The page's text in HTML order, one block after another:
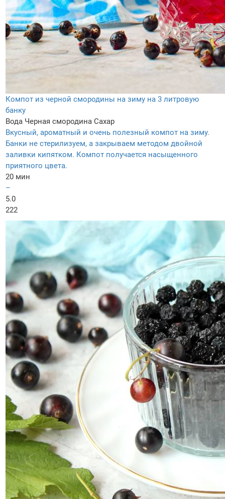
Компот из черной смородины на зиму на 3 литровую
банку
Вода Черная смородина Сахар
Вкусный, ароматный и очень полезный компот на зиму.
Банки не стерилизуем, а закрываем методом двойной
заливки кипятком. Компот получается насыщенного
приятного цвета.
20 мин
–
5.0
222